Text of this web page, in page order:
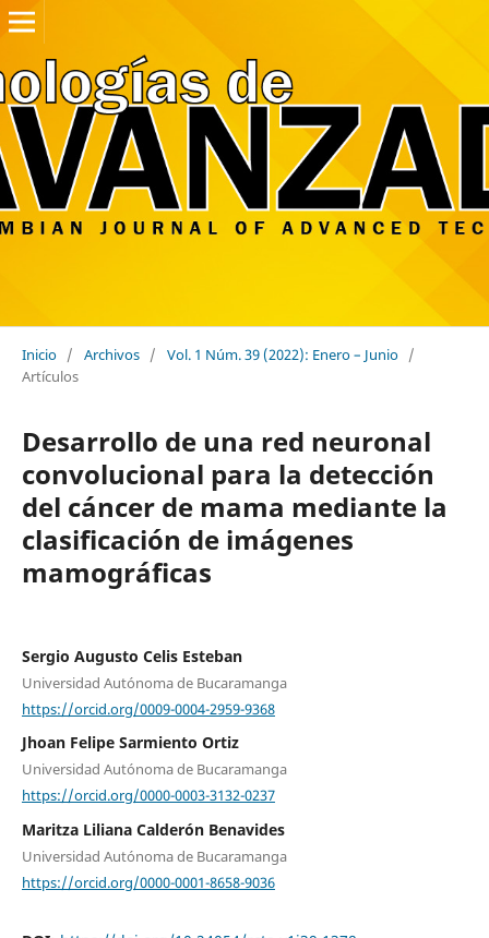
Inicio / Archivos / Vol. 1 Núm. 39 (2022): Enero – Junio /
Artículos
Desarrollo de una red neuronal
convolucional para la detección
del cáncer de mama mediante la
clasificación de imágenes
mamográficas
Sergio Augusto Celis Esteban
Universidad Autónoma de Bucaramanga
https://orcid.org/0009-0004-2959-9368
Jhoan Felipe Sarmiento Ortiz
Universidad Autónoma de Bucaramanga
https://orcid.org/0000-0003-3132-0237
Maritza Liliana Calderón Benavides
Universidad Autónoma de Bucaramanga
https://orcid.org/0000-0001-8658-9036